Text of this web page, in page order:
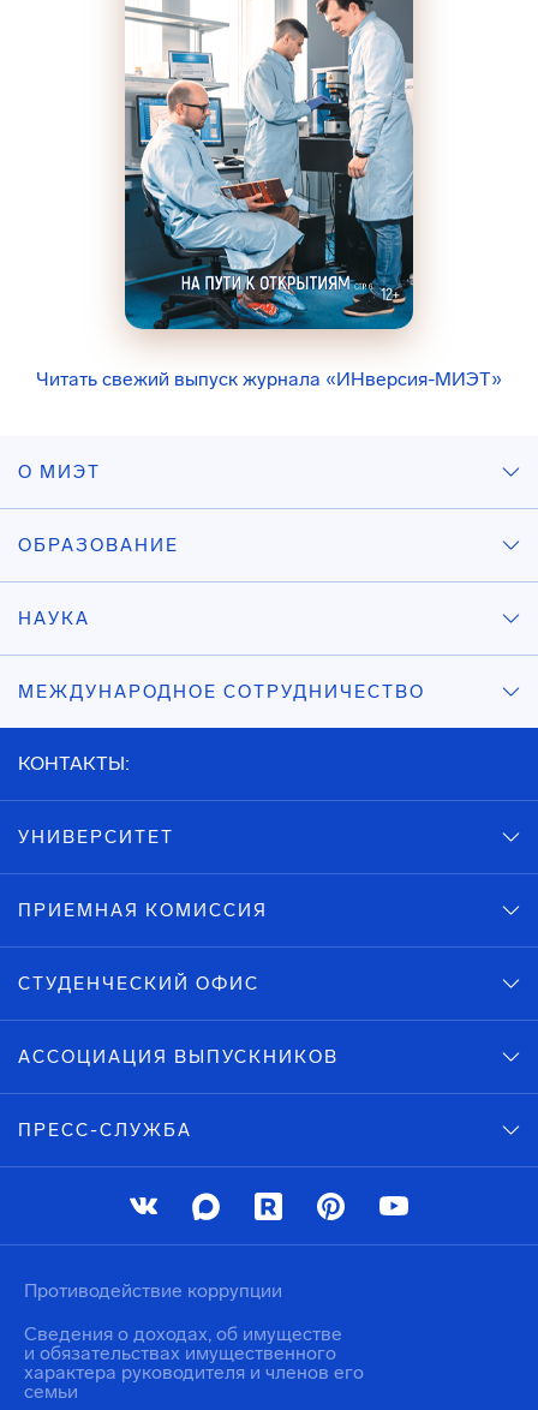
Читать свежий выпуск журнала «ИНверсия-МИЭТ»
О МИЭТ
ОБРАЗОВАНИЕ
НАУКА
МЕЖДУНАРОДНОЕ СОТРУДНИЧЕСТВО
КОНТАКТЫ:
УНИВЕРСИТЕТ
ПРИЕМНАЯ КОМИССИЯ
СТУДЕНЧЕСКИЙ ОФИС
АССОЦИАЦИЯ ВЫПУСКНИКОВ
ПРЕСС-СЛУЖБА
Противодействие коррупции
Сведения о доходах, об имуществе
и обязательствах имущественного
характера руководителя и членов его
семьи